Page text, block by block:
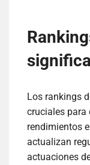
Los rankings
cruciales para
rendimientos
actualizan
actuaciones